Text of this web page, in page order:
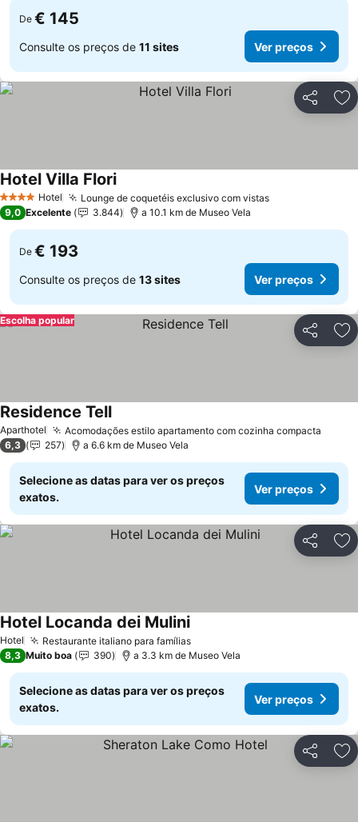
De € 145
Consulte os preços de 11 sites Ver preços
Partilhar
4 EstrelasHotel Lounge de coquetéis exclusivo com vistasVer preços
Hotel Villa FloriVer preços
9,0 Excelente 3.844 a 10.1 km de Museo Vela
De € 193
Consulte os preços de 13 sites Ver preços
Partilhar
Escolha popular
Aparthotel Acomodações estilo apartamento com cozinha compacta
Residence TellVer preços
6,3 257 a 6.6 km de Museo Vela
Selecione as datas para ver os preços
exatos.
Ver preços
Partilhar
Hotel Restaurante italiano para famíliasVer preços
Hotel Locanda dei MuliniVer preços
8,3 Muito boa 390 a 3.3 km de Museo Vela
Selecione as datas para ver os preços
exatos.
Ver preços
Partilhar